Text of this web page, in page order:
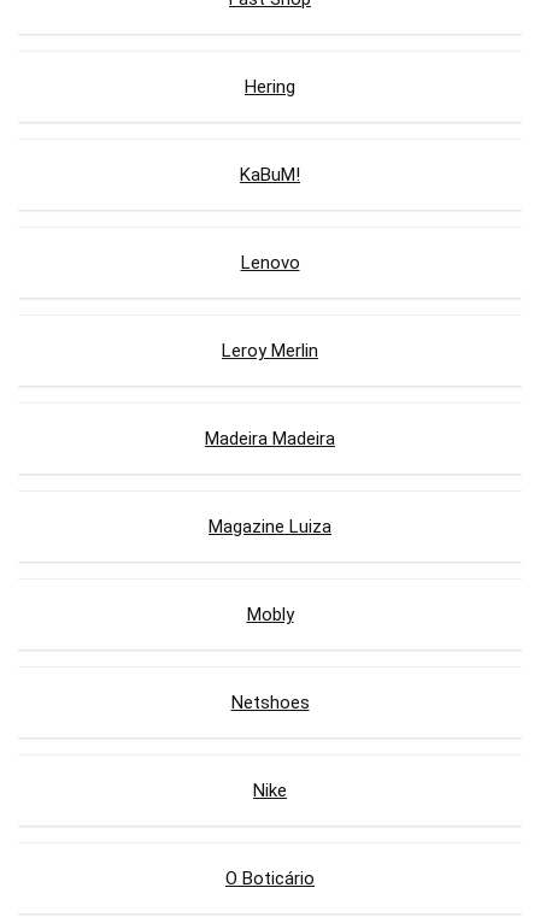
Hering
KaBuM!
Lenovo
Leroy Merlin
Madeira Madeira
Magazine Luiza
Mobly
Netshoes
Nike
O Boticário